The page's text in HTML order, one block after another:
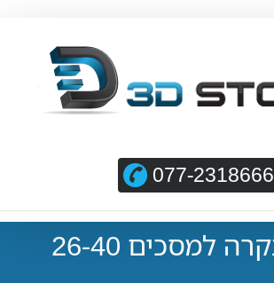
077-2318666
מעלית תקרה למסכים 26-40